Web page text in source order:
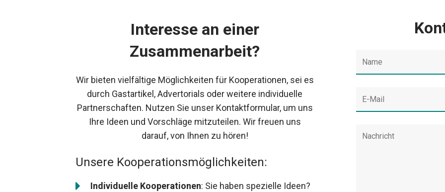
Interesse an einer
Zusammenarbeit?
Wir bieten vielfältige Möglichkeiten für Kooperationen, sei es
durch Gastartikel, Advertorials oder weitere individuelle
Partnerschaften. Nutzen Sie unser Kontaktformular, um uns
Ihre Ideen und Vorschläge mitzuteilen. Wir freuen uns
darauf, von Ihnen zu hören!
Unsere Kooperationsmöglichkeiten:
Individuelle Kooperationen: Sie haben spezielle Ideen?